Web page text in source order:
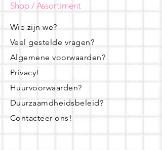
Shop / Assortiment
Wie zijn we?
Veel gestelde vragen?
Algemene voorwaarden?
Privacy!
Huurvoorwaarden?
Duurzaamdheidsbeleid?
Contacteer ons!